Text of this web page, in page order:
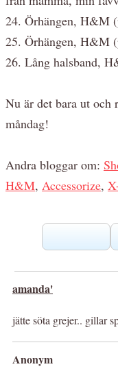
24. Örhängen, H&M
25. Örhängen, H&M
26. Lång halsband,
Nu är det bara ut och
måndag!
Andra bloggar om:
H&M, Accessorize,
amanda'
jätte söta grejer.. gillar
Anonym